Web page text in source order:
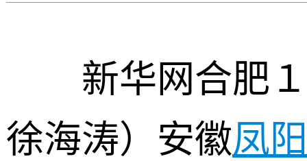
新华网合肥１
徐海涛）安徽凤阳